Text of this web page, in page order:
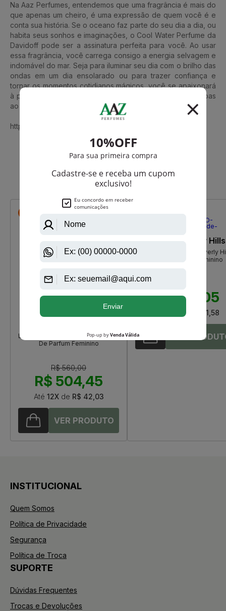
Na Aaz Perfumes, entendemos que uma fragrância é mais do
que apenas um cheiro, é uma expressão de quem você é e
conta sua história. Se o oceano faz parte do seu dia a dia, ou
habita seus sonhos e imaginações, o Cool Water Perfume da
Davidoff pode ser a assinatura perfeita para você. Ao usar
essa fragrância, você carrega consigo a energia selvagem e
indomável do mar. Seja para iluminar seu dia com o brilho das
ondas em um dia ensolarado ou para trazer confiança e
tornar os momentos cotidianos mágicos, você se apaixonará
à primeira vista por essa fragrância, convidando as pessoas
ao seu redor a se apaixonarem também.
https://www.aazperfumes.com.br/Zino-Davidoff
Que viu, viu também
Lumière D'Issey Issey Miyake Eau
De Parfum Feminino
R$ 560,00
R$ 504,45
Até 12Xde R$ 42,03
Giorgio Beverly Hills
Giorgio De Giorgio Beverly
Eau De Toilette Feminino
R$ 379,05
de R$ 31,58
INSTITUCIONAL
Quem Somos
Política de Privacidade
Segurança
Política de Troca
SUPORTE
Dúvidas Frequentes
Trocas e Devoluções